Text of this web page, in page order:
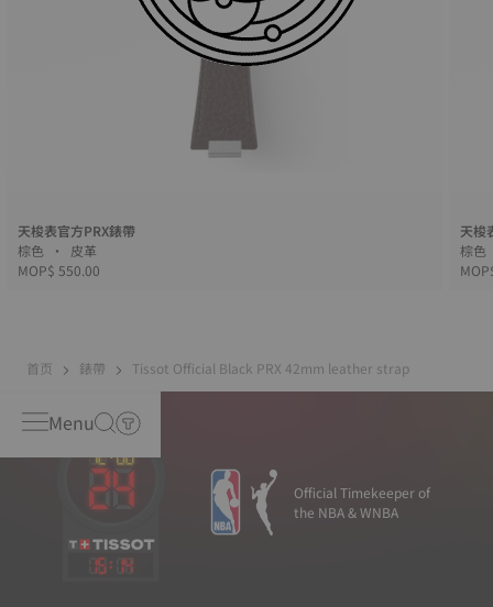
天梭表官方PRX錶帶
棕色 • 皮革
MOP$ 550.00
天梭
首页 錶帶 Tissot Official Black PRX 42mm leather strap
Menu
15: 14
Official Timekeeper of
the NBA & WNBA